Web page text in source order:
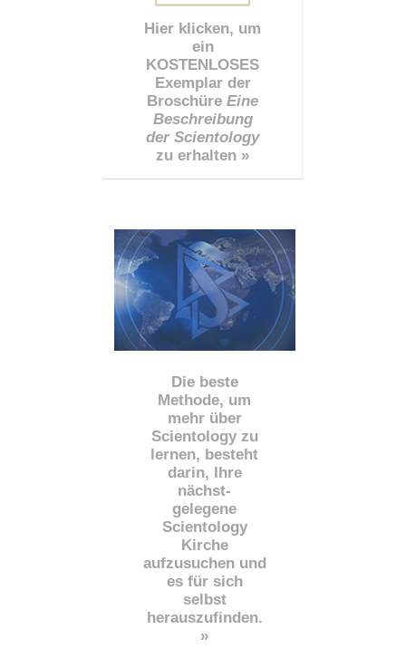
Hier klicken, um
ein
KOSTENLOSES
Exemplar der
Broschüre Eine
Beschreibung
der Scientology
zu erhalten »
Die beste
Methode, um
mehr über
Scientology zu
lernen, besteht
darin, Ihre
nächst-
gelegene
Scientology
Kirche
aufzusuchen und
es für sich
selbst
herauszufinden.
»